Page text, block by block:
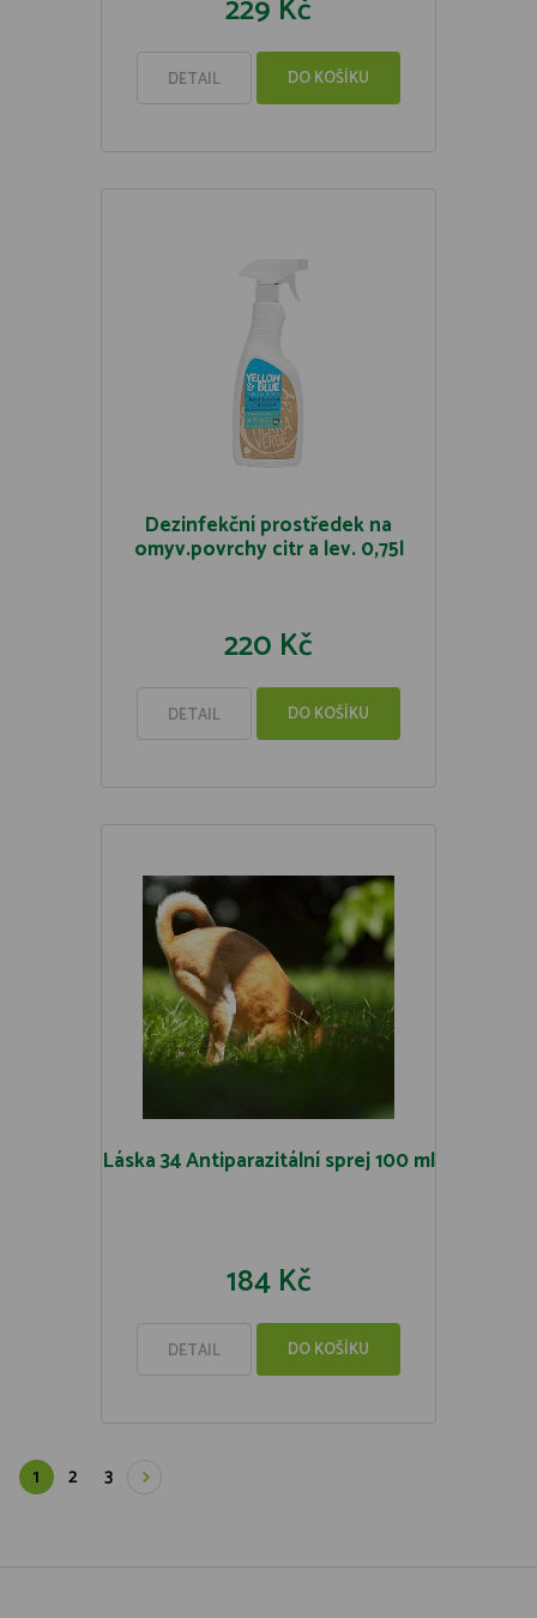
229 Kč
DETAIL DO KOŠÍKU
Dezinfekční prostředek na
omyv.povrchy citr a lev. 0,75l
220 Kč
DETAIL DO KOŠÍKU
Láska 34 Antiparazitální sprej 100 ml
184 Kč
DETAIL DO KOŠÍKU
1 2 3